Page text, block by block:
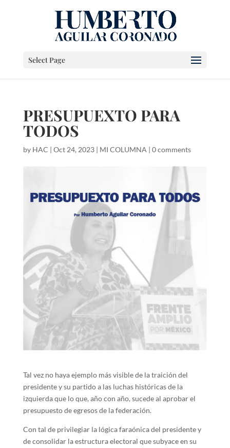
Select Page
PRESUPUEXTO PARA
TODOS
by HAC | Oct 24, 2023| MI COLUMNA | 0 comments
Tal vez no haya ejemplo más visible de la traición del
presidente y su partido a las luchas históricas de la
izquierda que lo que, año con año, sucede al aprobar el
presupuesto de egresos de la federación.
Con tal de privilegiar la lógica faraónica del presidente y
de consolidar la estructura electoral que subyace en su